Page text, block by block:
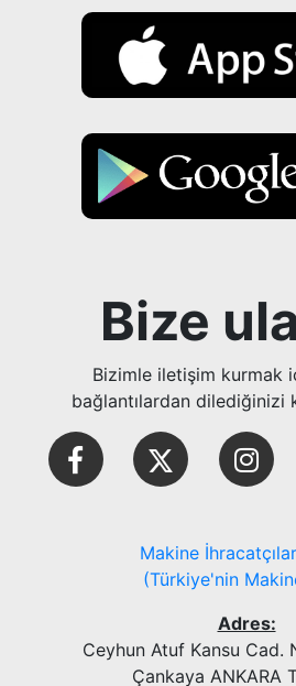
Bize
Bizimle iletişim kurmak
bağlantılardan dilediğinizi
Makine
(Türkiye'nin
Adres:
Ceyhun Atuf Kansu Cad.
Çankaya ANKARA